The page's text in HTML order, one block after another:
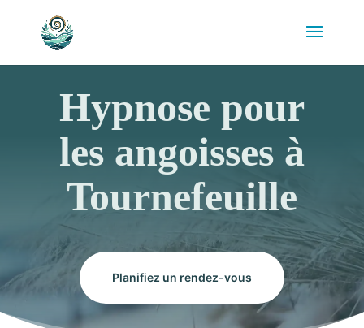
Hypnose pour
les angoisses à
Tournefeuille
Planifiez un rendez-vous